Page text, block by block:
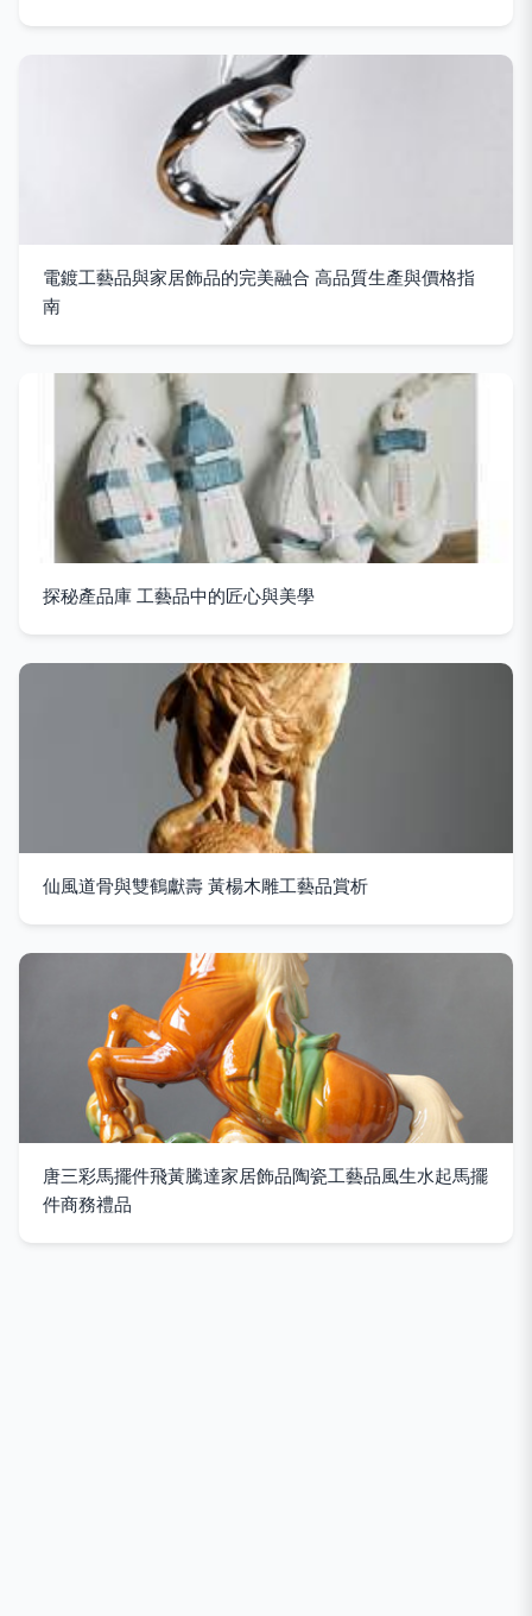
電鍍工藝品與家居飾品的完美融合 高品質生產與價格指
南
探秘產品庫 工藝品中的匠心與美學
仙風道骨與雙鶴獻壽 黃楊木雕工藝品賞析
唐三彩馬擺件飛黃騰達家居飾品陶瓷工藝品風生水起馬擺
件商務禮品